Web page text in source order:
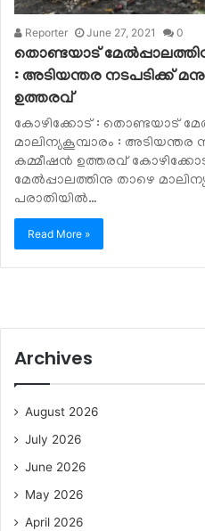
Reporter June 27, 2021 0
തൊണ്ടയാട്
: അടിയന്തര നടപടിക്ക്
ഉത്തരവ്
കോഴിക്കോട് : തൊണ്ടയാട്
മാലിന്യകൂമ്പാരം :
കമ്മീഷൻ ഉത്തരവ്
മേൽപ്പാലത്തിനു താഴെ
പരാതിയിൽ…
Read More »
Archives
August 2026
July 2026
June 2026
May 2026
April 2026